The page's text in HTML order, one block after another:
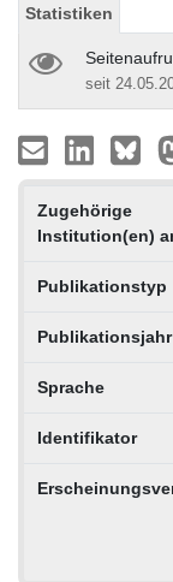
Statistiken
seit
Zugehörige
Institution(en)
Publikationstyp
Publikationsjahr
Sprache
Identifikator